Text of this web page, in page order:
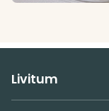
Livitum